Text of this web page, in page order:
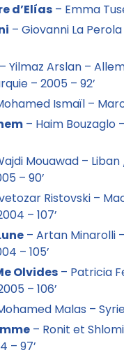
d’Elías – Emma
– Giovanni La
– Yilmaz Arslan –
– 2005 – 92’
Ismaïl –
– Haim Bouzaglo
Mouawad –
– 90’
Ristovski –
– 107’
– Artan Minarolli
– 105’
Olvides – Patricia
– 106’
Malas –
– Ronit et
– 97’